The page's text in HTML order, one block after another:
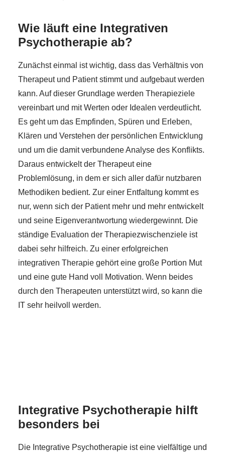
Wie läuft eine Integrativen
Psychotherapie ab?
Zunächst einmal ist wichtig, dass das Verhältnis von
Therapeut und Patient stimmt und aufgebaut werden
kann. Auf dieser Grundlage werden Therapieziele
vereinbart und mit Werten oder Idealen verdeutlicht.
Es geht um das Empfinden, Spüren und Erleben,
Klären und Verstehen der persönlichen Entwicklung
und um die damit verbundene Analyse des Konflikts.
Daraus entwickelt der Therapeut eine
Problemlösung, in dem er sich aller dafür nutzbaren
Methodiken bedient. Zur einer Entfaltung kommt es
nur, wenn sich der Patient mehr und mehr entwickelt
und seine Eigenverantwortung wiedergewinnt. Die
ständige Evaluation der Therapiezwischenziele ist
dabei sehr hilfreich. Zu einer erfolgreichen
integrativen Therapie gehört eine große Portion Mut
und eine gute Hand voll Motivation. Wenn beides
durch den Therapeuten unterstützt wird, so kann die
IT sehr heilvoll werden.
Integrative Psychotherapie hilft
besonders bei
Die Integrative Psychotherapie ist eine vielfältige und